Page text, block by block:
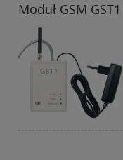
Moduł GSM GST1